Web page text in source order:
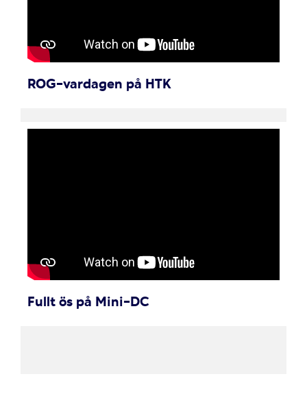
ROG-vardagen på HTK
Fullt ös på Mini-DC